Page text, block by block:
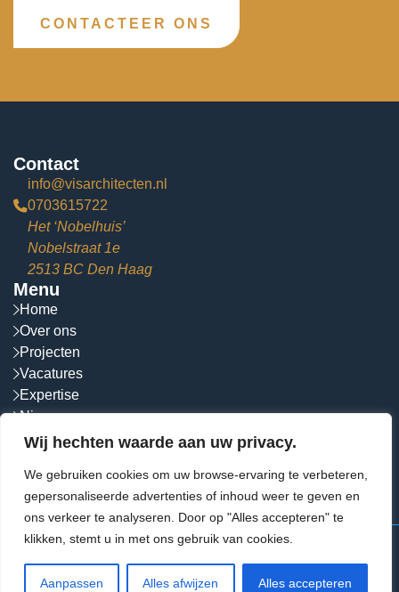
Wij hechten waarde aan uw privacy.
We gebruiken cookies om uw browse-ervaring te verbeteren,
gepersonaliseerde advertenties of inhoud weer te geven en
ons verkeer te analyseren. Door op "Alles accepteren" te
klikken, stemt u in met ons gebruik van cookies.
Aanpassen Alles afwijzen Alles accepteren
CONTACTEER ONS
Contact
info@visarchitecten.nl
0703615722
Het ‘Nobelhuis’
Nobelstraat 1e
2513 BC Den Haag
Menu
Home
Over ons
Projecten
Vacatures
Expertise
Nieuws
Contact
Socials
Volg ons op social media!
© 2026 VIS Architecten.Alle rechten voorbehouden
Algemene voorwaardenDisclaimer